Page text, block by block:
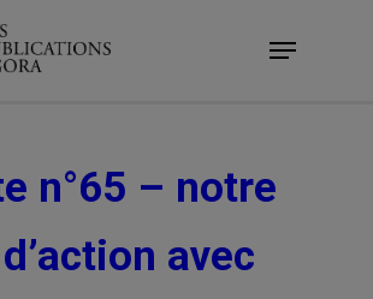
Menu
n°65 – notre
avec